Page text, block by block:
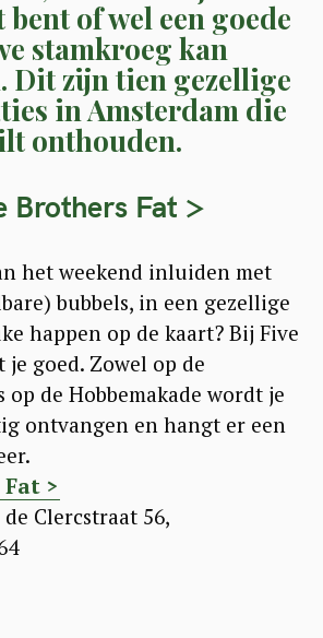
of wel een goede
stamkroeg kan
Dit zijn tien gezellige
in Amsterdam die
onthouden.
Brothers Fat >
het weekend inluiden met
bubbels, in een gezellige
happen op de kaart? Bij Five
goed. Zowel op de
op de Hobbemakade wordt je
ontvangen en hangt er een
>
de Clercstraat 56,